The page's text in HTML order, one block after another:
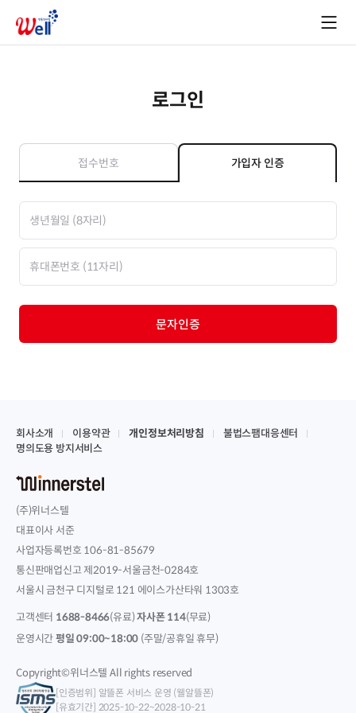
로그인
접수번호 가입자 인증
문자인증
회사소개 이용약관 개인정보처리방침
불법스팸대응센터
명의도용 방지서비스
(주)위너스텔
대표이사 서준
사업자등록번호 106-81-85679
통신판매업신고 제2019-서울금천-0284호
서울시 금천구 디지털로 121 에이스가산타워 1303호
고객센터 1688-8466(유료)자사폰 114(무료)
운영시간평일 09:00~18:00 (주말/공휴일 휴무)
Copyright©위너스텔 All rights reserved
[인증범위] 알뜰폰 서비스 운영 (웰알뜰폰)
[유효기간] 2025-10-22~2028-10-21